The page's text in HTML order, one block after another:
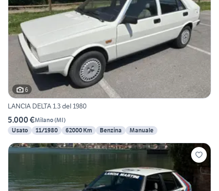
6
LANCIA DELTA 1.3 del 1980
5.000 €Milano(MI)
Usato
11/1980 62000 Km Benzina Manuale